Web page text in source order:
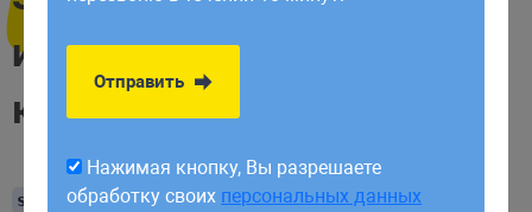
и выкатывание одной
кнопкой
slideToggle это одновременно slideUp и slideDown
обработку своихперсональных данных
Отправить
Нажимая кнопку, Вы разрешаете
обработку своих персональных данных